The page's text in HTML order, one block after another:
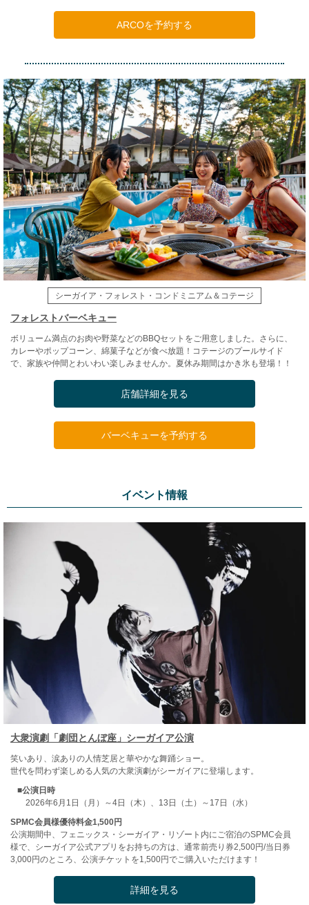
ARCOを予約する
シーガイア・フォレスト・コンドミニアム＆コテージ
フォレストバーベキュー
ボリューム満点のお肉や野菜などのBBQセットをご用意しました。さらに、
カレーやポップコーン、綿菓子などが食べ放題！コテージのプールサイド
で、家族や仲間とわいわい楽しみませんか。夏休み期間はかき氷も登場！！
店舗詳細を見る
バーベキューを予約する
イベント情報
大衆演劇「劇団とんぼ座」シーガイア公演
笑いあり、涙ありの人情芝居と華やかな舞踊ショー。
世代を問わず楽しめる人気の大衆演劇がシーガイアに登場します。
■公演日時
2026年6月1日（月）～4日（木）、13日（土）～17日（水）
SPMC会員様優待料金1,500円
公演期間中、フェニックス・シーガイア・リゾート内にご宿泊のSPMC会員
様で、シーガイア公式アプリをお持ちの方は、通常前売り券2,500円/当日券
3,000円のところ、公演チケットを1,500円でご購入いただけます！
詳細を見る